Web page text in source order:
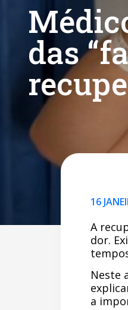
das
16
A
dor.
Neste
a